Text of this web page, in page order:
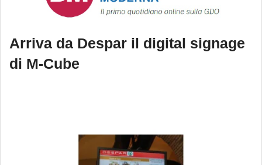
Arriva da Despar il digital signage
di M-Cube